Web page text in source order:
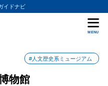
イドナビ
MENU
#人文歴史系ミュージアム
物館